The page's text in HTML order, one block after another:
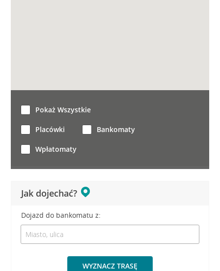
Jak dojechać?
Dojazd do bankomatu z:
WYZNACZ TRASĘ
Pokaż Wszystkie
Placówki Bankomaty
Wpłatomaty